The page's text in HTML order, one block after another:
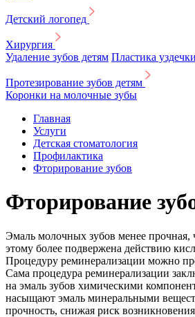
Детский логопед
Хирургия
Удаление зубов детям Пластика уздечки
Протезирование зубов детям
Коронки на молочные зубы
Главная
Услуги
Детская стоматология
Профилактика
Фторирование зубов
Фторирование
Эмаль молочных зубов менее прочная,
этому более подвержена действию
Процедуру реминерализации можно
Сама процедура реминерализации
на эмаль зубов химическими
насыщают эмаль минеральными
прочность, снижая риск